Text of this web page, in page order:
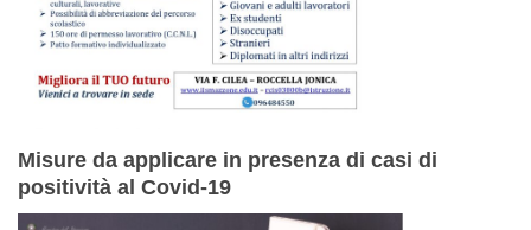
Misure da applicare in presenza di casi di
positività al Covid-19